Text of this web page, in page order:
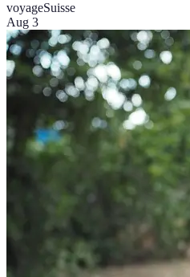
voyageSuisse
Aug 3